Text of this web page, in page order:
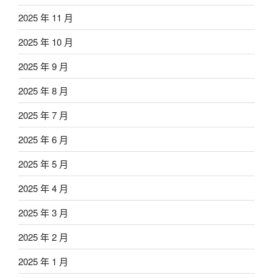
2025 年 11 月
2025 年 10 月
2025 年 9 月
2025 年 8 月
2025 年 7 月
2025 年 6 月
2025 年 5 月
2025 年 4 月
2025 年 3 月
2025 年 2 月
2025 年 1 月